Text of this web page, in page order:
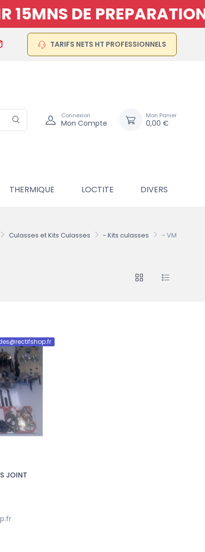
DE PREPARATION
TARIFS NETS HT PROFESSIONNELS
Connexion
Mon Compte
Mon Panier
0,00 €
THERMIQUE LOCTITE DIVERS
Culasses et Kits Culasses - Kits culasses - VM
JOINT